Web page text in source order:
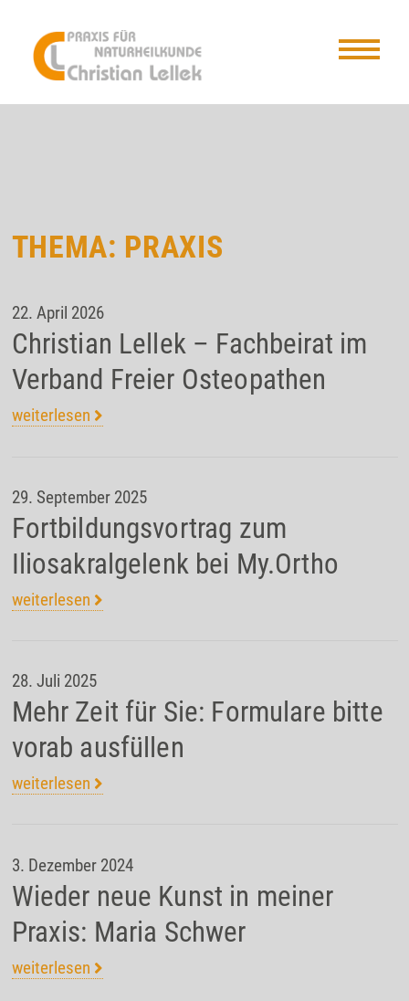
THEMA: PRAXIS
22. April 2026
Christian Lellek – Fachbeirat im
Verband Freier Osteopathen
weiterlesen
29. September 2025
Fortbildungsvortrag zum
Iliosakralgelenk bei My.Ortho
weiterlesen
28. Juli 2025
Mehr Zeit für Sie: Formulare bitte
vorab ausfüllen
weiterlesen
3. Dezember 2024
Wieder neue Kunst in meiner
Praxis: Maria Schwer
weiterlesen